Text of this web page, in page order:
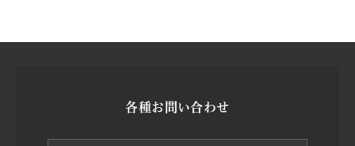
各種お問い合わせ